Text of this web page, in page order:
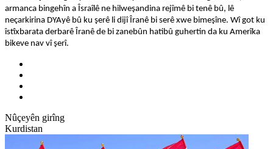
armanca bingehîn a Îsraîlê ne hilweşandina rejîmê bi tenê bû, lê
neçarkirina DYAyê bû ku şerê li dijî Îranê bi serê xwe bimeşîne. Wî got ku
îstîxbarata derbarê Îranê de bi zanebûn hatibû guhertin da ku Amerîka
bikeve nav vî şerî.
Nûçeyên girîng
Kurdistan